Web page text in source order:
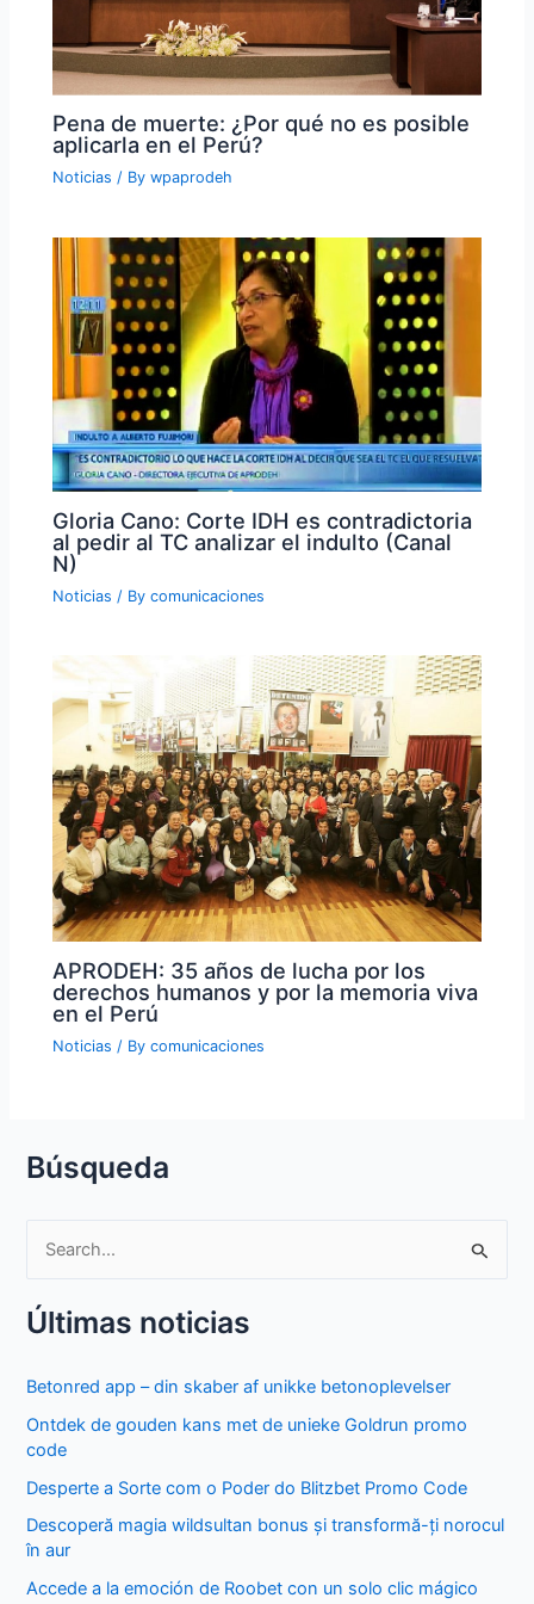
Pena de muerte: ¿Por qué no es posible
aplicarla en el Perú?
Noticias / Bywpaprodeh
Gloria Cano: Corte IDH es contradictoria
al pedir al TC analizar el indulto (Canal
N)
Noticias / Bycomunicaciones
APRODEH: 35 años de lucha por los
derechos humanos y por la memoria viva
en el Perú
Noticias / Bycomunicaciones
Búsqueda
a
c
h
f
o
r
Últimas noticias
Betonred app – din skaber af unikke betonoplevelser
Ontdek de gouden kans met de unieke Goldrun promo
code
Desperte a Sorte com o Poder do Blitzbet Promo Code
Descoperă magia wildsultan bonus și transformă-ți norocul
în aur
Accede a la emoción de Roobet con un solo clic mágico